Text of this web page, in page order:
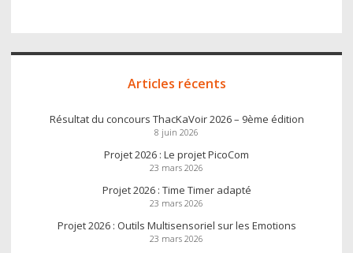
Articles récents
Résultat du concours ThacKaVoir 2026 – 9ème édition
8 juin 2026
Projet 2026 : Le projet PicoCom
23 mars 2026
Projet 2026 : Time Timer adapté
23 mars 2026
Projet 2026 : Outils Multisensoriel sur les Emotions
23 mars 2026